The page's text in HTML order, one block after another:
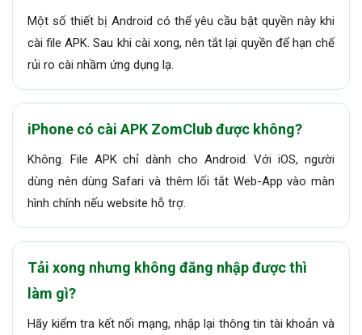
Một số thiết bị Android có thể yêu cầu bật quyền này khi
cài file APK. Sau khi cài xong, nên tắt lại quyền để hạn chế
rủi ro cài nhầm ứng dụng lạ.
iPhone có cài APK ZomClub được không?
Không. File APK chỉ dành cho Android. Với iOS, người
dùng nên dùng Safari và thêm lối tắt Web-App vào màn
hình chính nếu website hỗ trợ.
Tải xong nhưng không đăng nhập được thì
làm gì?
Hãy kiểm tra kết nối mạng, nhập lại thông tin tài khoản và